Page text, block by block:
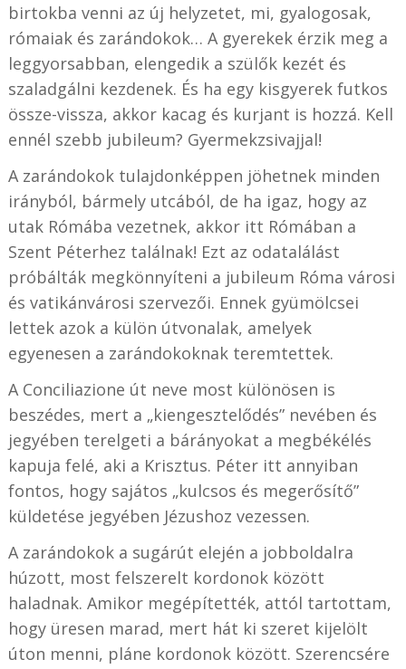
birtokba venni az új helyzetet, mi, gyalogosak,
rómaiak és zarándokok… A gyerekek érzik meg a
leggyorsabban, elengedik a szülők kezét és
szaladgálni kezdenek. És ha egy kisgyerek futkos
össze-vissza, akkor kacag és kurjant is hozzá. Kell
ennél szebb jubileum? Gyermekzsivajjal!
A zarándokok tulajdonképpen jöhetnek minden
irányból, bármely utcából, de ha igaz, hogy az
utak Rómába vezetnek, akkor itt Rómában a
Szent Péterhez találnak! Ezt az odatalálást
próbálták megkönnyíteni a jubileum Róma városi
és vatikánvárosi szervezői. Ennek gyümölcsei
lettek azok a külön útvonalak, amelyek
egyenesen a zarándokoknak teremtettek.
A Conciliazione út neve most különösen is
beszédes, mert a „kiengesztelődés” nevében és
jegyében terelgeti a bárányokat a megbékélés
kapuja felé, aki a Krisztus. Péter itt annyiban
fontos, hogy sajátos „kulcsos és megerősítő”
küldetése jegyében Jézushoz vezessen.
A zarándokok a sugárút elején a jobboldalra
húzott, most felszerelt kordonok között
haladnak. Amikor megépítették, attól tartottam,
hogy üresen marad, mert hát ki szeret kijelölt
úton menni, pláne kordonok között. Szerencsére